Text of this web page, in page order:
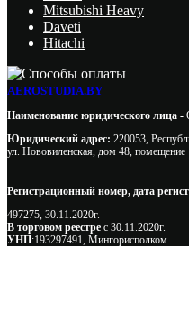
Mitsubishi Heavy
Daveti
Hitachi
AEROSTUDIA.BY
Наименование юридического лица -
Юридический адрес: 220053,
ул. Нововиленская, дом 48, помещение
Регистрационный номер, дата
497275, 30.11.2020г.
В торговом реестре с 30.11.2020г.
УНП:193297491, Мингорисполком.